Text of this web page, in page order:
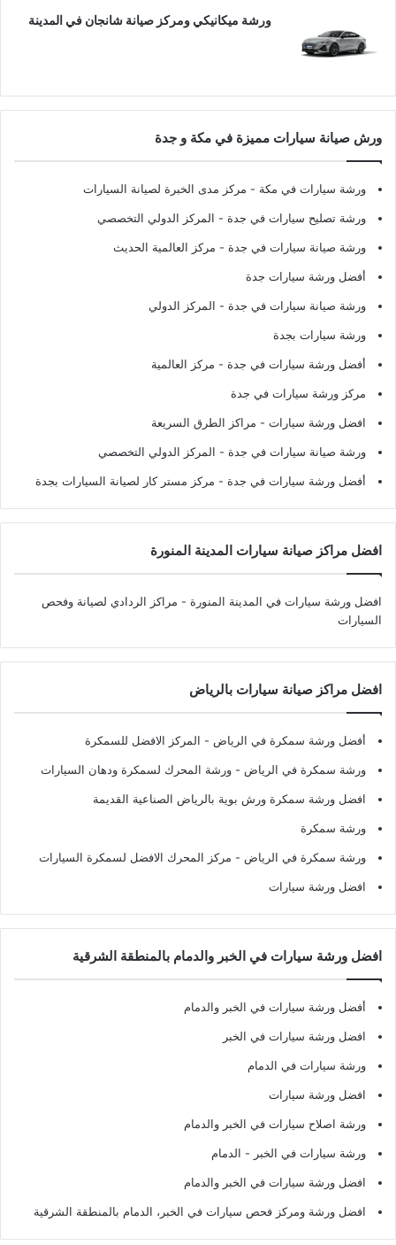
ورشة ميكانيكي ومركز صيانة شانجان في المدينة
ورش صيانة سيارات مميزة في مكة و جدة
ورشة سيارات في مكة - مركز مدى الخبرة لصيانة السيارات
ورشة تصليح سيارات في جدة - المركز الدولي التخصصي
ورشة صيانة سيارات في جدة - مركز العالمية الحديث
أفضل ورشة سيارات جدة
ورشة صيانة سيارات في جدة - المركز الدولي
ورشة سيارات بجدة
أفضل ورشة سيارات في جدة - مركز العالمية
مركز ورشة سيارات في جدة
افضل ورشة سيارات - مراكز الطرق السريعة
ورشة صيانة سيارات في جدة - المركز الدولي التخصصي
أفضل ورشة سيارات في جدة - مركز مستر كار لصيانة السيارات بجدة
افضل مراكز صيانة سيارات المدينة المنورة
افضل ورشة سيارات في المدينة المنورة - مراكز الردادي لصيانة وفحص
السيارات
افضل مراكز صيانة سيارات بالرياض
أفضل ورشة سمكرة في الرياض - المركز الافضل للسمكرة
ورشة سمكرة في الرياض - ورشة المحرك لسمكرة ودهان السيارات
افضل ورشة سمكرة ورش بوية بالرياض الصناعية القديمة
ورشة سمكرة
ورشة سمكرة في الرياض - مركز المحرك الافضل لسمكرة السيارات
افضل ورشة سيارات
افضل ورشة سيارات في الخبر والدمام بالمنطقة الشرقية
أفضل ورشة سيارات في الخبر والدمام
افضل ورشة سيارات في الخبر
ورشة سيارات في الدمام
افضل ورشة سيارات
ورشة اصلاح سيارات في الخبر والدمام
ورشة سيارات في الخبر - الدمام
افضل ورشة سيارات في الخبر والدمام
افضل ورشة ومركز فحص سيارات في الخبر، الدمام بالمنطقة الشرقية